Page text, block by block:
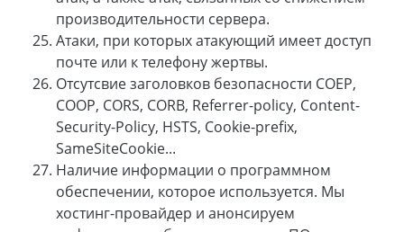
производительности сервера.
Атаки, при которых атакующий имеет доступ
почте или к телефону жертвы.
Отсутсвие заголовков безопасности COEP,
COOP, CORS, CORB, Referrer-policy, Content-
Security-Policy, HSTS, Cookie-prefix,
SameSiteCookie...
Наличие информации о программном
обеспечении, которое используется. Мы
хостинг-провайдер и анонсируем